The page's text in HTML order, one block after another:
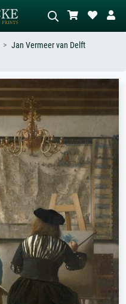
Opisz scenę – np. zielona łąka,
abstrakcja z czerwienią, ciemny olej,
stojący akt obok drzewa.
Jan Vermeer van Delft